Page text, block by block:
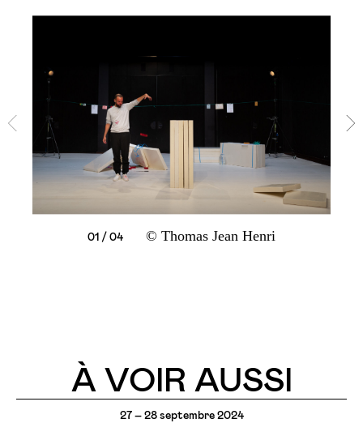
01 / 04 © Thomas Jean Henri
02 / 04
03 / 04
04 / 04
À VOIR AUSSI
27 – 28 septembre 2024